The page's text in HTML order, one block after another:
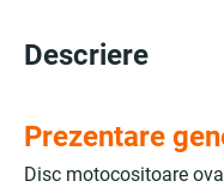
Descriere
Prezentare
Disc motocositoare